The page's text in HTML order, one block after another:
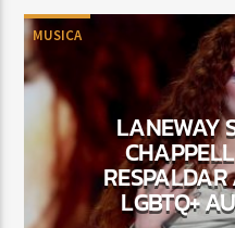
MUSICA
LANEWAY
LGBTQ+